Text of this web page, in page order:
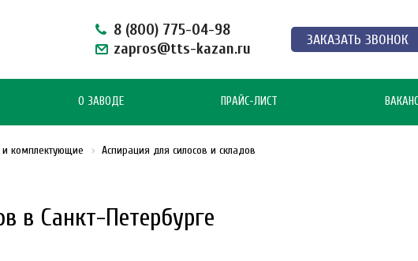
8 (800) 775-04-98
zapros@tts-kazan.ru
ЗАКАЗАТЬ ЗВОНОК
О ЗАВОДЕ ПРАЙС-ЛИСТ
в Санкт-Петербурге
комплектующие Аспирация для силосов и складов